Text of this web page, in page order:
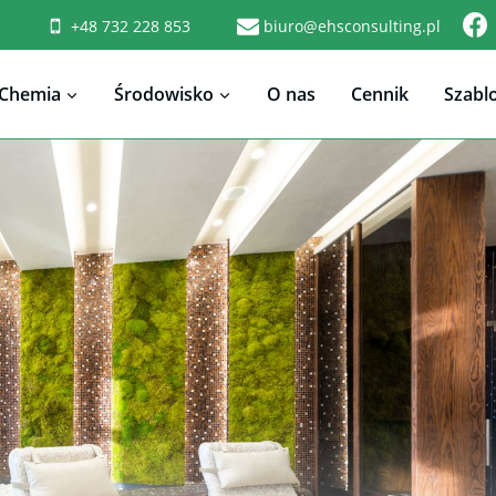
+48 732 228 853 biuro@ehsconsulting.pl
Chemia Środowisko O nas Cennik